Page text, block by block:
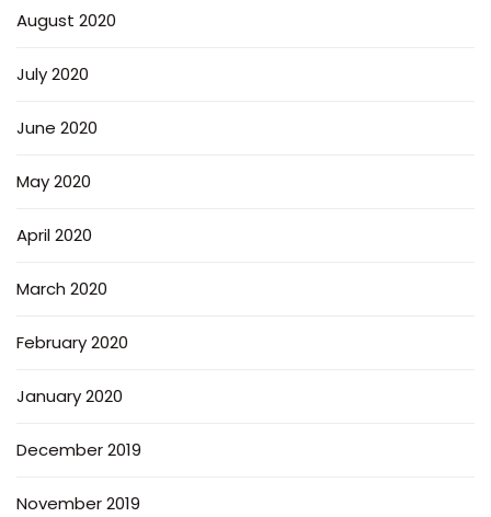
August 2020
July 2020
June 2020
May 2020
April 2020
March 2020
February 2020
January 2020
December 2019
November 2019